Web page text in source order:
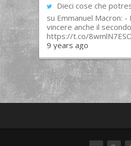
Dieci cose che
su Emmanuel Macron: -
vincere anche il
https://t.co/
9 years ago